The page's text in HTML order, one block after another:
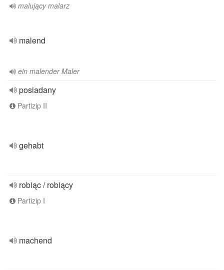
malujący malarz
malend
ein malender Maler
posiadany
Partizip II
gehabt
robiąc / robiący
Partizip I
machend